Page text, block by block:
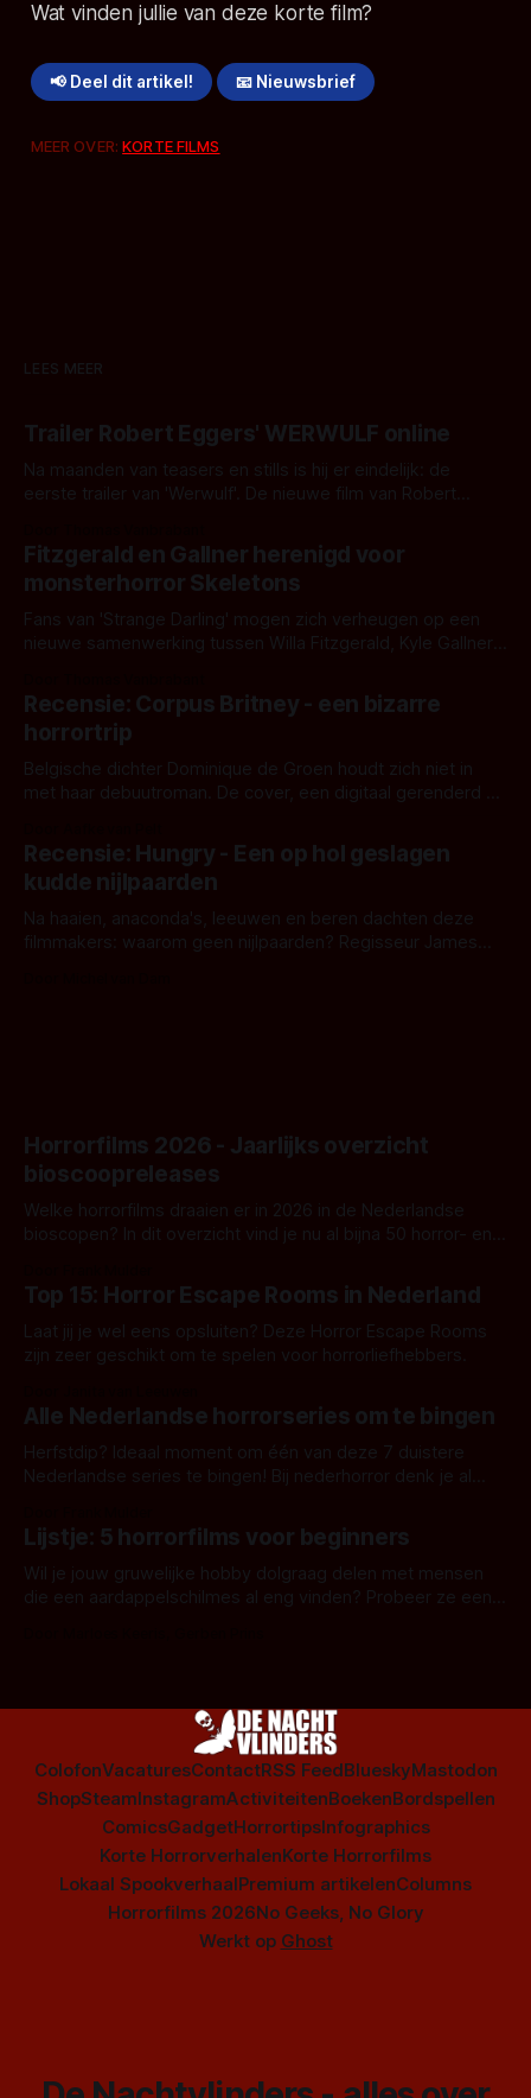
Wat vinden jullie van deze korte film?
📢 Deel dit artikel! 📧 Nieuwsbrief
MEER OVER:KORTE FILMS
LEES MEER
Trailer Robert Eggers' WERWULF online
Na maanden van teasers en stills is hij er eindelijk: de
eerste trailer van 'Werwulf'. De nieuwe film van Robert
kille stijl vol folklore en mythe. Het topic deze keer is (kon
het het al raden?)... de weerwolf. Kijk je mee?
Fitzgerald en Gallner herenigd voor
monsterhorror Skeletons
Fans van 'Strange Darling' mogen zich verheugen op een
nieuwe samenwerking tussen Willa Fitzgerald, Kyle Gallner
'Skeletons', een nieuwe creature feature waarvoor de
opnames zijn gestart in Australië.
Recensie: Corpus Britney - een bizarre
horrortrip
Belgische dichter Dominique de Groen houdt zich niet in
met haar debuutroman. De cover, een digitaal gerenderd en
achtergrond, belooft iets kleurrijks maar onheilspellends,
iets ongrijpbaars. En dat maakt De Groen met ieder woord
waar.
Recensie: Hungry - Een op hol geslagen
kudde nijlpaarden
Na haaien, anaconda's, leeuwen en beren dachten deze
filmmakers: waarom geen nijlpaarden? Regisseur James
Horrorfilms 2026 - Jaarlijks overzicht
bioscoopreleases
Welke horrorfilms draaien er in 2026 in de Nederlandse
bioscopen? In dit overzicht vind je nu al bijna 50 horror- en
Top 15: Horror Escape Rooms in Nederland
Laat jij je wel eens opsluiten? Deze Horror Escape Rooms
zijn zeer geschikt om te spelen voor horrorliefhebbers.
Alle Nederlandse horrorseries om te bingen
Herfstdip? Ideaal moment om één van deze 7 duistere
Nederlandse series te bingen! Bij nederhorror denk je al
Amsterdamned of The Johnsons. Maar Nederlandse horror
is niet beperkt tot films. Hier een aantal Nederlandse tv-
series uit het duistere of horrorgenre. Als
Lijstje: 5 horrorfilms voor beginners
Wil je jouw gruwelijke hobby dolgraag delen met mensen
die een aardappelschilmes al eng vinden? Probeer ze eens
ColofonVacaturesContactRSS FeedBlueskyMastodon
ShopSteamInstagramActiviteitenBoekenBordspellen
ComicsGadgetHorrortipsInfographics
Korte HorrorverhalenKorte Horrorfilms
Lokaal SpookverhaalPremium artikelenColumns
Horrorfilms 2026No Geeks, No Glory
Werkt op Ghost